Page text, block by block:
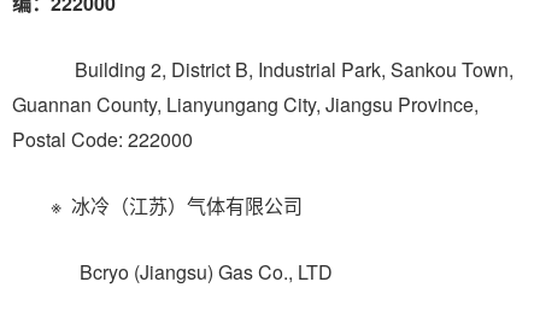
Building 2, District B, Industrial Park, Sankou Town,
Guannan County, Lianyungang City, Jiangsu Province,
Postal Code: 222000
※ 冰冷（江苏）气体有限公司
Bcryo (Jiangsu) Gas Co., LTD